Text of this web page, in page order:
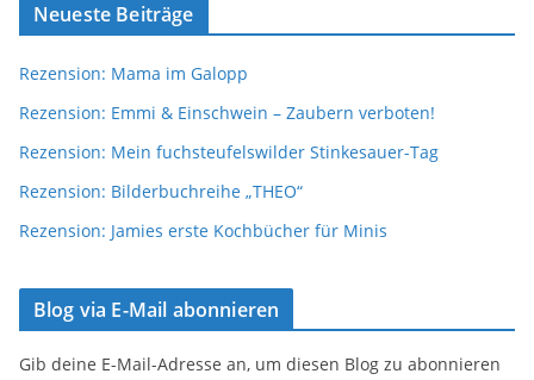
Neueste Beiträge
Rezension: Mama im Galopp
Rezension: Emmi & Einschwein – Zaubern verboten!
Rezension: Mein fuchsteufelswilder Stinkesauer-Tag
Rezension: Bilderbuchreihe „THEO“
Rezension: Jamies erste Kochbücher für Minis
Blog via E-Mail abonnieren
Gib deine E-Mail-Adresse an, um diesen Blog zu abonnieren